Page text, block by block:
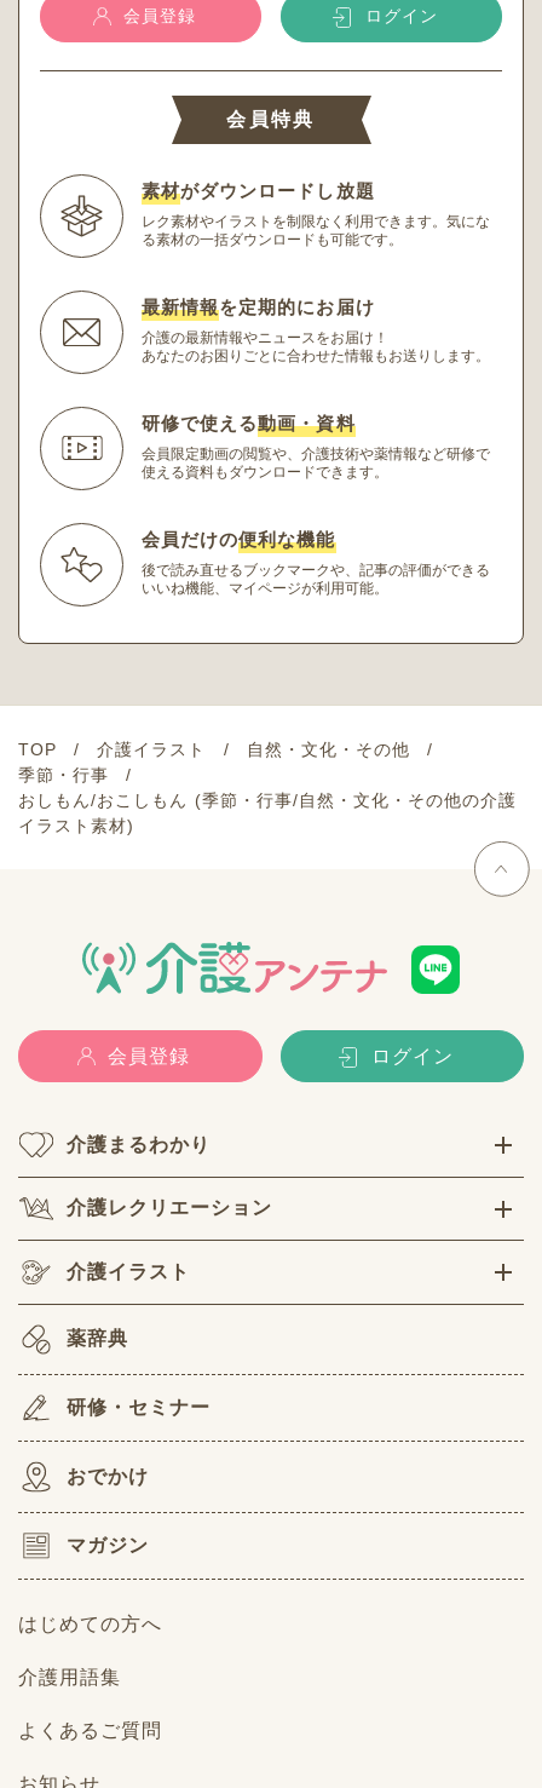
会員登録 ログイン
会員特典
素材がダウンロードし放題
レク素材やイラストを制限なく利用できます。 気にな
る素材の一括ダウンロードも可能です。
最新情報を定期的にお届け
介護の最新情報やニュースをお届け！
あなたのお困りごとに合わせた情報もお送りします。
研修で使える動画・資料
会員限定動画の閲覧や、介護技術や薬情報など研修で
使える資料もダウンロードできます。
会員だけの便利な機能
後で読み直せるブックマークや、記事の評価ができる
いいね機能、マイページが利用可能。
TOP 介護イラスト
自然・文化・その他
季節・行事
おしもん/おこしもん (季節・行事/自然・文化・その他の介護
イラスト素材)
会員登録 ログイン
介護まるわかり
介護レクリエーション
介護イラスト
薬辞典
研修・セミナー
おでかけ
マガジン
はじめての方へ
介護用語集
よくあるご質問